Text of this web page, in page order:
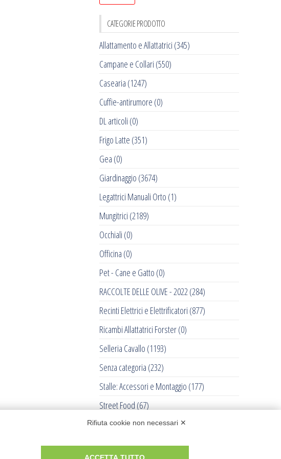
CATEGORIE PRODOTTO
Allattamento e Allattatrici (345)
Campane e Collari (550)
Casearia (1247)
Cuffie-antirumore (0)
DL articoli (0)
Frigo Latte (351)
Gea (0)
Giardinaggio (3674)
Legattrici Manuali Orto (1)
Mungitrici (2189)
Occhiali (0)
Officina (0)
Pet - Cane e Gatto (0)
RACCOLTE DELLE OLIVE - 2022(284)
Recinti Elettrici e Elettrificatori (877)
Ricambi Allattatrici Forster(0)
Selleria Cavallo (1193)
Senza categoria (232)
Stalle: Accessori e Montaggio (177)
Street Food(67)
Tosatrici(711)
Trattorini Husqvarna(0)
Rifiuta cookie non necessari ✕
ACCETTA TUTTO